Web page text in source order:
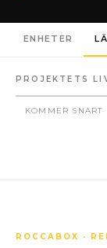
ENHETER
PROJEKTETS
KOMMER SNART
ROCCABOX ·